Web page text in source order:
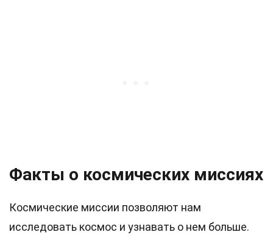
Факты о космических миссиях
Космические миссии позволяют нам
исследовать космос и узнавать о нем больше.